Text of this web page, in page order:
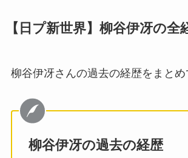
【日プ新世界】柳谷伊冴の全
柳谷伊冴さんの過去の経歴をまとめ
柳谷伊冴の過去の経歴